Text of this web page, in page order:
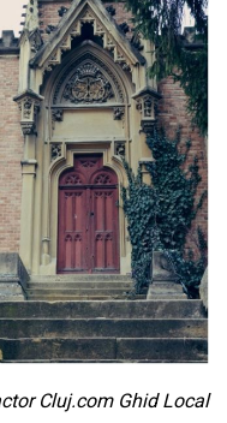
Cluj.com Ghid Local